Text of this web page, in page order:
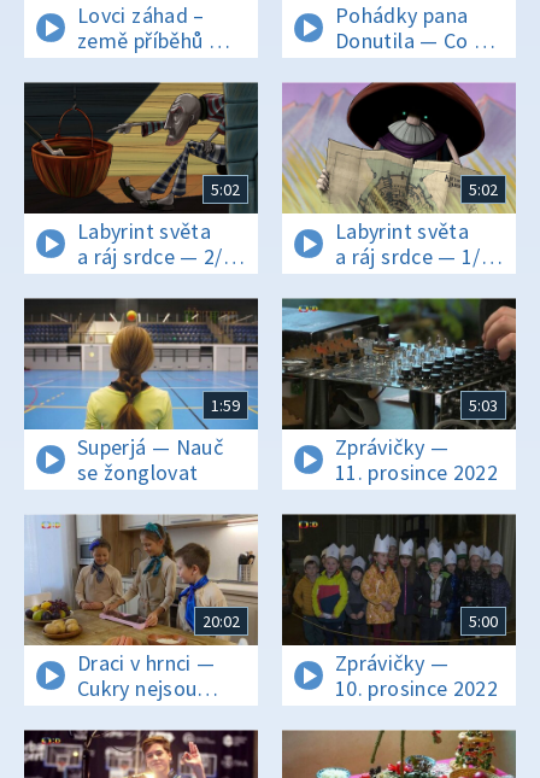
Lovci záhad –
země příběhů —
Radegast
Pohádky pana
Donutila — Co ti
královští koně
žerou?
5:02
Labyrint světa
a ráj srdce — 2/24
Osudový labyrint
5:02
Labyrint světa
a ráj srdce — 1/24
Jak šel Poutník
do světa
1:59
Superjá — Nauč
se žonglovat
5:03
Zprávičky —
11. prosince 2022
20:02
Draci v hrnci —
Cukry nejsou
cukrátka, to už ví
i děťátka!
5:00
Zprávičky —
10. prosince 2022